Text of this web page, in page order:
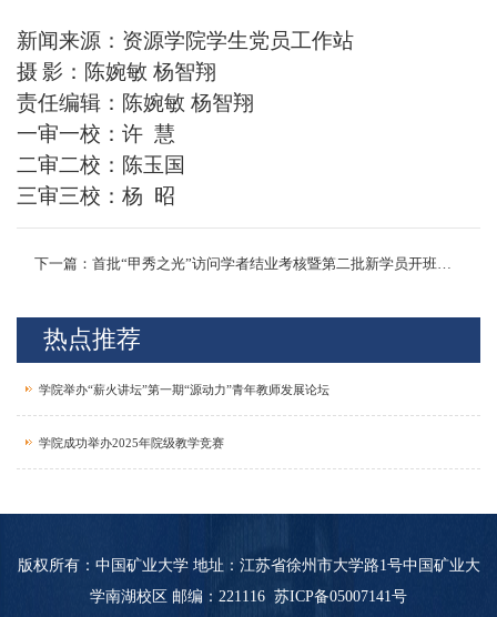
新闻来源： 资源学院学生党员工作站
摄影： 陈婉敏 杨智翔
责任编辑： 陈婉敏 杨智翔
一审一校： 许 慧
二审二校： 陈玉国
三审三校： 杨 昭
下一篇：首批“甲秀之光”访问学者结业考核暨第二批新学员开班仪式在我校举行
热点推荐
学院举办“薪火讲坛”第一期“源动力”青年教师发展论坛
学院成功举办2025年院级教学竞赛
版权所有：中国矿业大学 地址：江苏省徐州市大学路1号中国矿业大
学南湖校区 邮编：221116 苏ICP备05007141号